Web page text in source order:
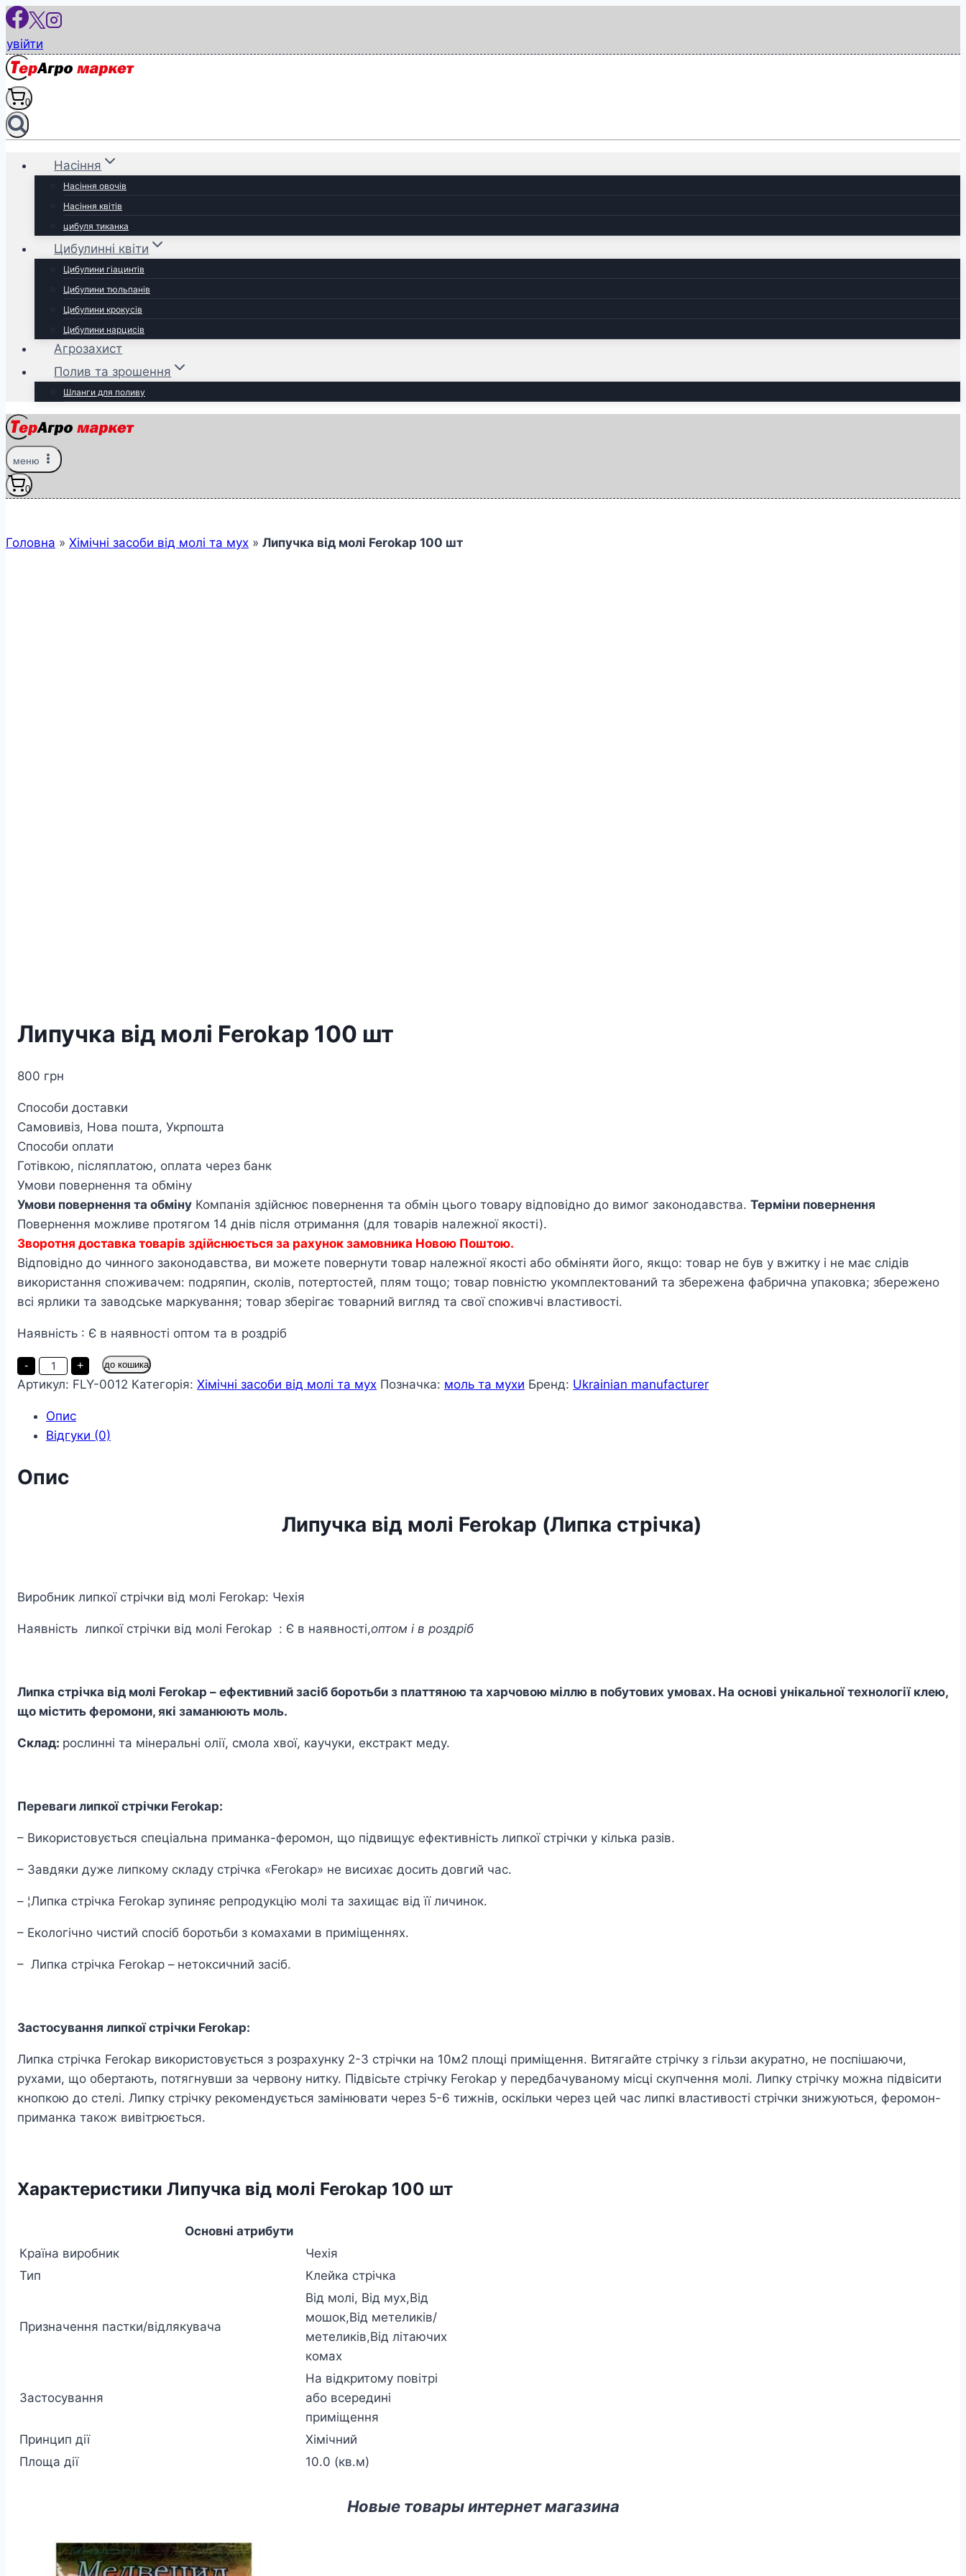
Перейти
вмісту
увійти
0
Насіння
Насіння овочів
Насіння квітів
цибуля тиканка
Цибулинні квіти
Цибулини гіацинтів
Цибулини тюльпанів
Цибулини крокусів
Цибулини нарцисів
Агрозахист
Полив та зрошення
Шланги для поливу
меню
0
Головна » Хімічні засоби від молі та мух » Липучка від молі Ferokap 100 шт
Липучка від молі Ferokap 100 шт
800 грн
Способи доставки
Самовивіз, Нова пошта, Укрпошта
Способи оплати
Готівкою, післяплатою, оплата через банк
Умови повернення та обміну
Умови повернення та обміну Компанія здійснює повернення та обмін цього товару відповідно до вимог законодавства. Терміни повернення
Повернення можливе протягом 14 днів після отримання (для товарів належної якості).
Зворотня доставка товарів здійснюється за рахунок замовника Новою Поштою.
Відповідно до чинного законодавства, ви можете повернути товар належної якості або обміняти його, якщо: товар не був у вжитку і не має слідів
використання споживачем: подряпин, сколів, потертостей, плям тощо; товар повністю укомплектований та збережена фабрична упаковка; збережено
всі ярлики та заводське маркування; товар зберігає товарний вигляд та свої споживчі властивості.
Наявність : Є в наявності оптом та в роздріб
-
Липучка
від
молі
100
шт
кількість
+ до кошика
Артикул: FLY-0012 Категорія: Хімічні засоби від молі та мух Позначка: моль та мухи Бренд: Ukrainian manufacturer
Опис
Відгуки (0)
Опис
Липучка від молі Ferokap (Липка стрічка)
Виробник липкої стрічки від молі Ferokap: Чехія
Наявність липкої стрічки від молі Ferokap : Є в наявності,оптом і в роздріб
Липка стрічка від молі Ferokap – ефективний засіб боротьби з платтяною та харчовою міллю в побутових умовах. На основі унікальної технології клею,
що містить феромони, які заманюють моль.
Склад: рослинні та мінеральні олії, смола хвої, каучуки, екстракт меду.
Переваги липкої стрічки Ferokap:
– Використовується спеціальна приманка-феромон, що підвищує ефективність липкої стрічки у кілька разів.
– Завдяки дуже липкому складу стрічка «Ferokap» не висихає досить довгий час.
– ¦Липка стрічка Ferokap зупиняє репродукцію молі та захищає від її личинок.
– Екологічно чистий спосіб боротьби з комахами в приміщеннях.
– Липка стрічка Ferokap – нетоксичний засіб.
Застосування липкої стрічки Ferokap:
Липка стрічка Ferokap використовується з розрахунку 2-3 стрічки на 10м2 площі приміщення. Витягайте стрічку з гільзи акуратно, не поспішаючи,
рухами, що обертають, потягнувши за червону нитку. Підвісьте стрічку Ferokap у передбачуваному місці скупчення молі. Липку стрічку можна підвісити
кнопкою до стелі. Липку стрічку рекомендується замінювати через 5-6 тижнів, оскільки через цей час липкі властивості стрічки знижуються, феромон-
приманка також вивітрюється.
Характеристики Липучка від молі Ferokap 100 шт
Основні атрибути
Країна виробник
Чехія
Тип
Клейка стрічка
Призначення пастки/відлякувача
Від молі, Від мух,Від
мошок,Від метеликів/
метеликів,Від літаючих
комах
Застосування
На відкритому повітрі
або всередині
приміщення
Принцип дії
Хімічний
Площа дії
10.0 (кв.м)
Новые товары интернет магазина